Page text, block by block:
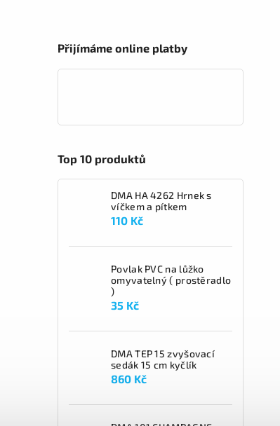
Přijímáme online platby
Top 10 produktů
DMA HA 4262 Hrnek s
víčkem a pítkem
110 Kč
Povlak PVC na lůžko
omyvatelný ( prostěradlo
)
35 Kč
DMA TEP 15 zvyšovací
sedák 15 cm kyčlík
860 Kč